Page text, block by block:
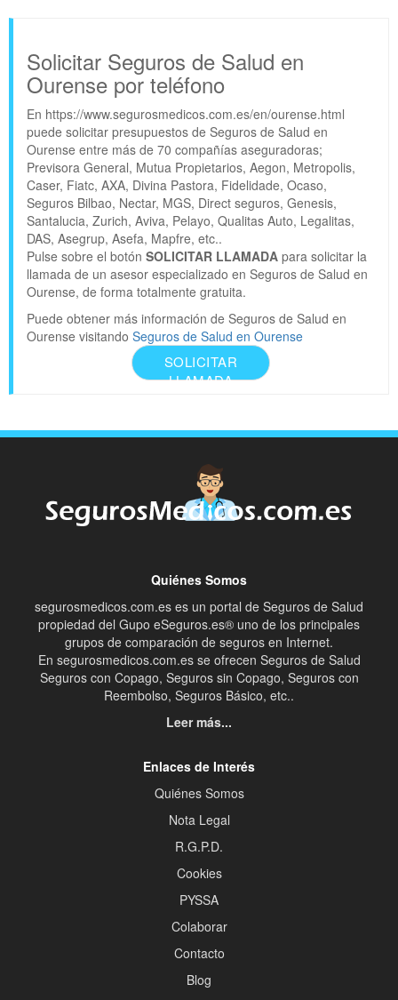
Solicitar Seguros de Salud en
Ourense por teléfono
En https://www.segurosmedicos.com.es/en/ourense.html
puede solicitar presupuestos de Seguros de Salud en
Ourense entre más de 70 compañías aseguradoras;
Previsora General, Mutua Propietarios, Aegon, Metropolis,
Caser, Fiatc, AXA, Divina Pastora, Fidelidade, Ocaso,
Seguros Bilbao, Nectar, MGS, Direct seguros, Genesis,
Santalucia, Zurich, Aviva, Pelayo, Qualitas Auto, Legalitas,
DAS, Asegrup, Asefa, Mapfre, etc..
Pulse sobre el botón SOLICITAR LLAMADA para solicitar la
llamada de un asesor especializado en Seguros de Salud en
Ourense, de forma totalmente gratuita.
Puede obtener más información de Seguros de Salud en
Ourense visitando Seguros de Salud en Ourense
SOLICITAR
LLAMADA
Quiénes Somos
segurosmedicos.com.es es un portal de Seguros de Salud
propiedad del Gupo eSeguros.es® uno de los principales
grupos de comparación de seguros en Internet.
En segurosmedicos.com.es se ofrecen Seguros de Salud
Seguros con Copago, Seguros sin Copago, Seguros con
Reembolso, Seguros Básico, etc..
Leer más...
Enlaces de Interés
Quiénes Somos
Nota Legal
R.G.P.D.
Cookies
PYSSA
Colaborar
Contacto
Blog